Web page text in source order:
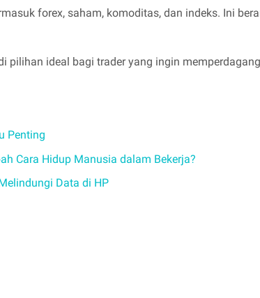
forex, saham, komoditas, dan indeks. Ini
pilihan ideal bagi trader yang ingin
Penting
Cara Hidup Manusia dalam Bekerja?
Data di HP